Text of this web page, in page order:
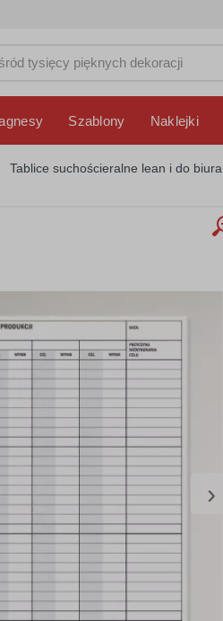
Szablony Naklejki
Tablice suchościeralne lean i do biura
›